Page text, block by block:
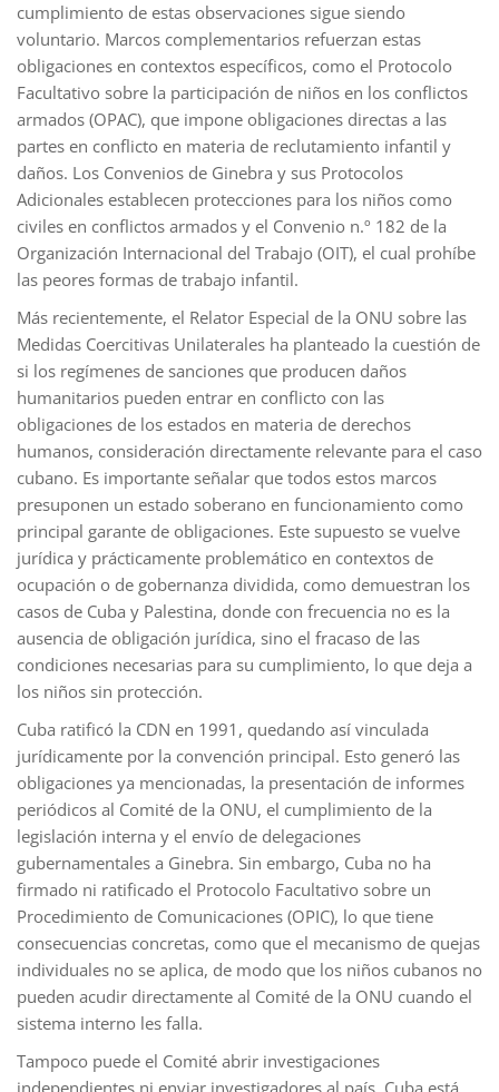
cumplimiento de estas observaciones sigue siendo
voluntario. Marcos complementarios refuerzan estas
obligaciones en contextos específicos, como el Protocolo
Facultativo sobre la participación de niños en los conflictos
armados (OPAC), que impone obligaciones directas a las
partes en conflicto en materia de reclutamiento infantil y
daños. Los Convenios de Ginebra y sus Protocolos
Adicionales establecen protecciones para los niños como
civiles en conflictos armados y el Convenio n.º 182 de la
Organización Internacional del Trabajo (OIT), el cual prohíbe
las peores formas de trabajo infantil.
Más recientemente, el Relator Especial de la ONU sobre las
Medidas Coercitivas Unilaterales ha planteado la cuestión de
si los regímenes de sanciones que producen daños
humanitarios pueden entrar en conflicto con las
obligaciones de los estados en materia de derechos
humanos, consideración directamente relevante para el caso
cubano. Es importante señalar que todos estos marcos
presuponen un estado soberano en funcionamiento como
principal garante de obligaciones. Este supuesto se vuelve
jurídica y prácticamente problemático en contextos de
ocupación o de gobernanza dividida, como demuestran los
casos de Cuba y Palestina, donde con frecuencia no es la
ausencia de obligación jurídica, sino el fracaso de las
condiciones necesarias para su cumplimiento, lo que deja a
los niños sin protección.
Cuba ratificó la CDN en 1991, quedando así vinculada
jurídicamente por la convención principal. Esto generó las
obligaciones ya mencionadas, la presentación de informes
periódicos al Comité de la ONU, el cumplimiento de la
legislación interna y el envío de delegaciones
gubernamentales a Ginebra. Sin embargo, Cuba no ha
firmado ni ratificado el Protocolo Facultativo sobre un
Procedimiento de Comunicaciones (OPIC), lo que tiene
consecuencias concretas, como que el mecanismo de quejas
individuales no se aplica, de modo que los niños cubanos no
pueden acudir directamente al Comité de la ONU cuando el
sistema interno les falla.
Tampoco puede el Comité abrir investigaciones